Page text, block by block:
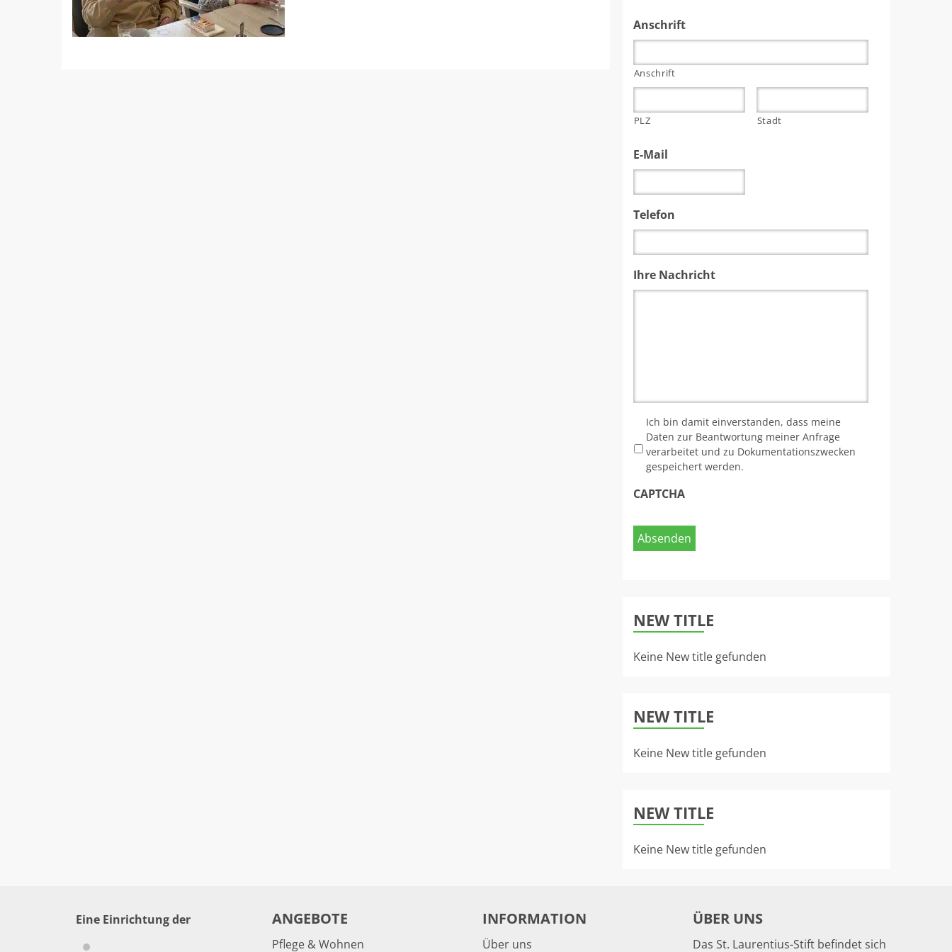
Anschrift
Anschrift
PLZ Stadt
E-Mail
Telefon
Ihre Nachricht
Ich bin damit einverstanden, dass meine
Daten zur Beantwortung meiner Anfrage
verarbeitet und zu Dokumentationszwecken
gespeichert werden.
CAPTCHA
NEW TITLE
Keine New title gefunden
NEW TITLE
Keine New title gefunden
NEW TITLE
Keine New title gefunden
Eine Einrichtung der ANGEBOTE
Pflege & Wohnen
INFORMATION
Über uns
ÜBER UNS
Das St. Laurentius-Stift befindet sich